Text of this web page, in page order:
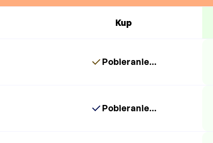
Kup
Pobieranie...
Pobieranie...